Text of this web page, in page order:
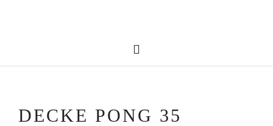
DECKE PONG 35